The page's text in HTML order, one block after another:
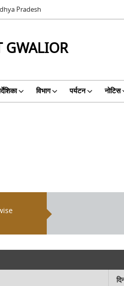
Pradesh
GWALIOR
विभाग पर्यटन नोटिस